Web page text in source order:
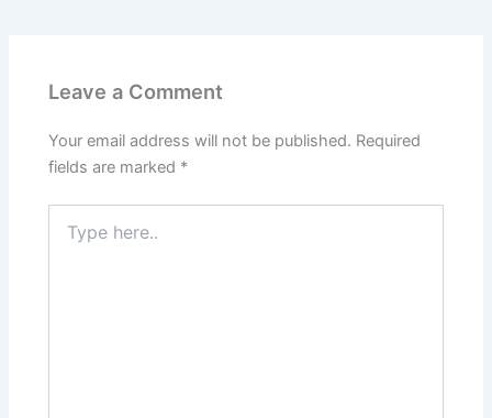
Leave a Comment
Your email address will not be published. Required
fields are marked *
here..